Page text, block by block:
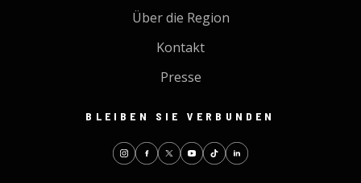
Über die Region
Kontakt
Presse
BLEIBEN SIE VERBUNDEN